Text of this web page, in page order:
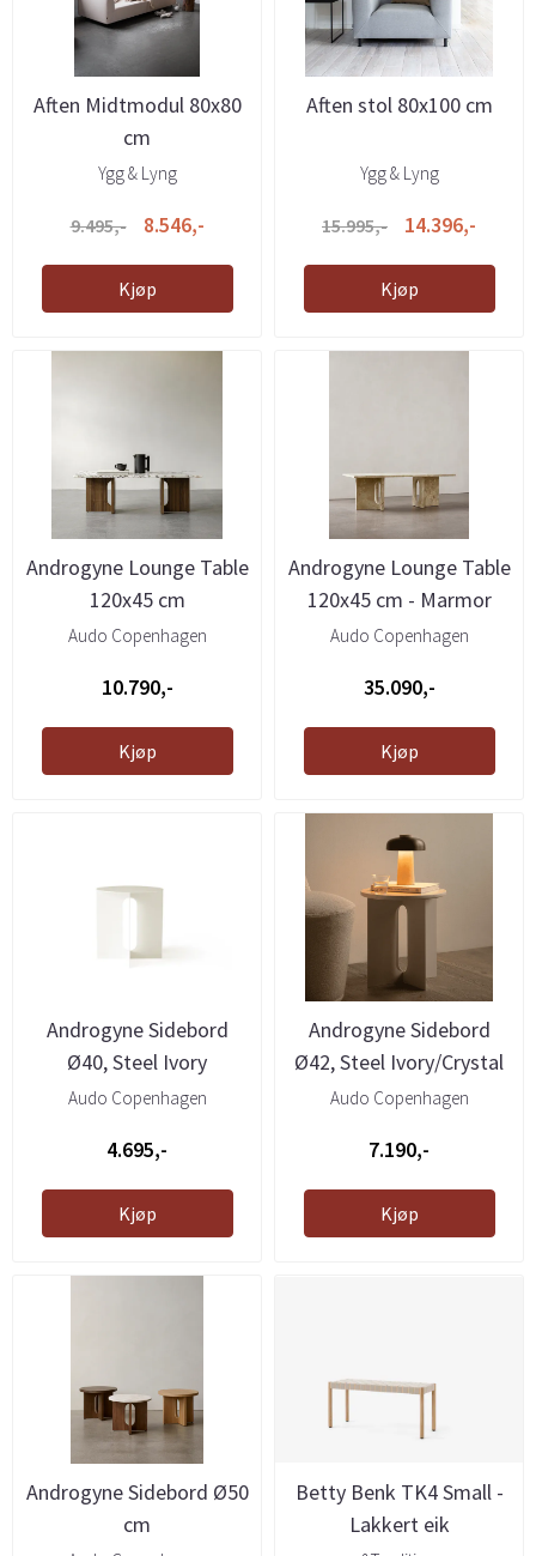
Aften Midtmodul 80x80
cm
Ygg & Lyng
9.495,- 8.546,-
Kjøp
Aften stol 80x100 cm
Ygg & Lyng
15.995,- 14.396,-
Kjøp
Androgyne Lounge Table
120x45 cm
Audo Copenhagen
10.790,-
Kjøp
Androgyne Lounge Table
120x45 cm - Marmor
Audo Copenhagen
35.090,-
Kjøp
Androgyne Sidebord
Ø40, Steel Ivory
Audo Copenhagen
4.695,-
Kjøp
Androgyne Sidebord
Ø42, Steel Ivory/Crystal
Rose
Audo Copenhagen
7.190,-
Kjøp
Androgyne Sidebord Ø50
cm
Betty Benk TK4 Small -
Lakkert eik